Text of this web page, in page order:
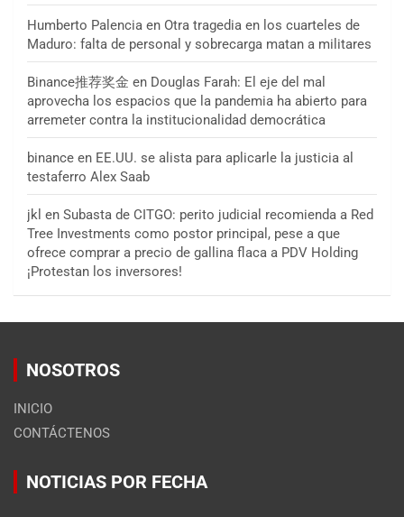
Humberto Palencia en Otra tragedia en los cuarteles de
Maduro: falta de personal y sobrecarga matan a militares
Binance推荐奖金 en Douglas Farah: El eje del mal
aprovecha los espacios que la pandemia ha abierto para
arremeter contra la institucionalidad democrática
binance en EE.UU. se alista para aplicarle la justicia al
testaferro Alex Saab
jkl en Subasta de CITGO: perito judicial recomienda a Red
Tree Investments como postor principal, pese a que
ofrece comprar a precio de gallina flaca a PDV Holding
¡Protestan los inversores!
NOSOTROS
INICIO
CONTÁCTENOS
NOTICIAS POR FECHA